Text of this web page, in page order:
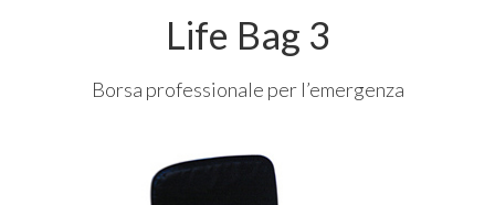
Life Bag 3
Borsa professionale per l’emergenza